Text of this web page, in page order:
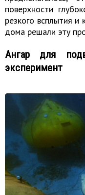
поверхности
резкого всплытия
дома решали эту
Ангар для
эксперимент